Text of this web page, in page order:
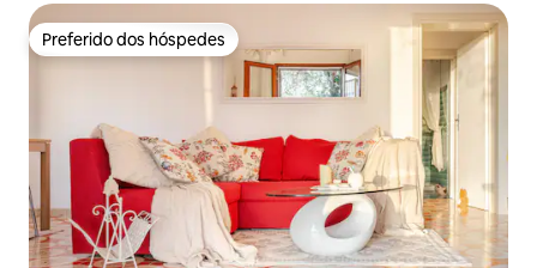
Preferido dos hóspedes
Preferido dos hóspedes